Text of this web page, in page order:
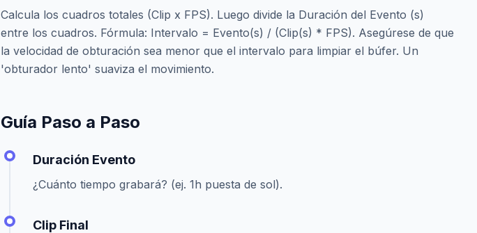
Calcula los cuadros totales (Clip x FPS). Luego divide la Duración del Evento (s)
entre los cuadros. Fórmula: Intervalo = Evento(s) / (Clip(s) * FPS). Asegúrese de que
la velocidad de obturación sea menor que el intervalo para limpiar el búfer. Un
'obturador lento' suaviza el movimiento.
Guía Paso a Paso
Duración Evento
¿Cuánto tiempo grabará? (ej. 1h puesta de sol).
Clip Final